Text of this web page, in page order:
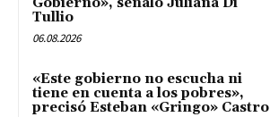
Tullio
06.08.2026
«Este gobierno no escucha ni
tiene en cuenta a los pobres»,
precisó Esteban «Gringo» Castro